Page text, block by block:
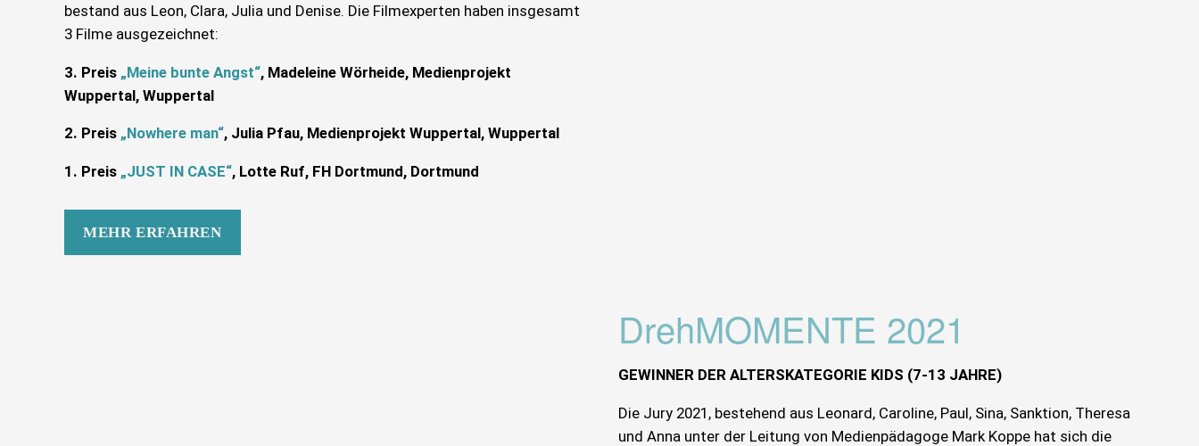
bestand aus Leon, Clara, Julia und Denise. Die Filmexperten haben insgesamt
3 Filme ausgezeichnet:
3. Preis „Meine bunte Angst“, Madeleine Wörheide, Medienprojekt
Wuppertal, Wuppertal
2. Preis „Nowhere man“, Julia Pfau, Medienprojekt Wuppertal, Wuppertal
1. Preis „JUST IN CASE“, Lotte Ruf, FH Dortmund, Dortmund
MEHR ERFAHREN
DrehMOMENTE 2021
GEWINNER DER ALTERSKATEGORIE KIDS (7-13 JAHRE)
Die Jury 2021, bestehend aus Leonard, Caroline, Paul, Sina, Sanktion, Theresa
und Anna unter der Leitung von Medienpädagoge Mark Koppe hat sich die